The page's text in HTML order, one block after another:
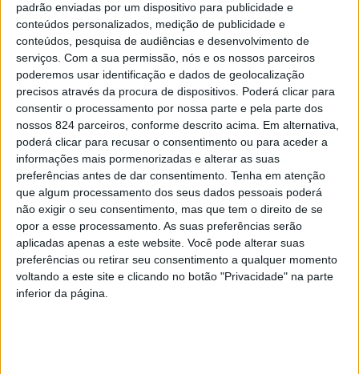
padrão enviadas por um dispositivo para publicidade e
conteúdos personalizados, medição de publicidade e
conteúdos, pesquisa de audiências e desenvolvimento de
serviços. Com a sua permissão, nós e os nossos parceiros
poderemos usar identificação e dados de geolocalização
precisos através da procura de dispositivos. Poderá clicar para
consentir o processamento por nossa parte e pela parte dos
nossos 824 parceiros, conforme descrito acima. Em alternativa,
poderá clicar para recusar o consentimento ou para aceder a
informações mais pormenorizadas e alterar as suas
preferências antes de dar consentimento. Tenha em atenção
que algum processamento dos seus dados pessoais poderá
não exigir o seu consentimento, mas que tem o direito de se
opor a esse processamento. As suas preferências serão
aplicadas apenas a este website. Você pode alterar suas
preferências ou retirar seu consentimento a qualquer momento
voltando a este site e clicando no botão "Privacidade" na parte
inferior da página.
Vai nascer mais um
parque de
estacionamento
subterrâneo no centro
da cidade
> O novo investimento imobiliário no Largo Luís de
Camões irá provocar alterações ao nível do
estacionamento nesta zona.